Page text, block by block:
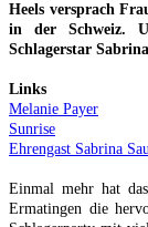
Heels versprach
in der Schweiz.
Schlagerstar
Links
Melanie Payer
Sunrise
Ehrengast Sabrina
Einmal mehr hat
Ermatingen die